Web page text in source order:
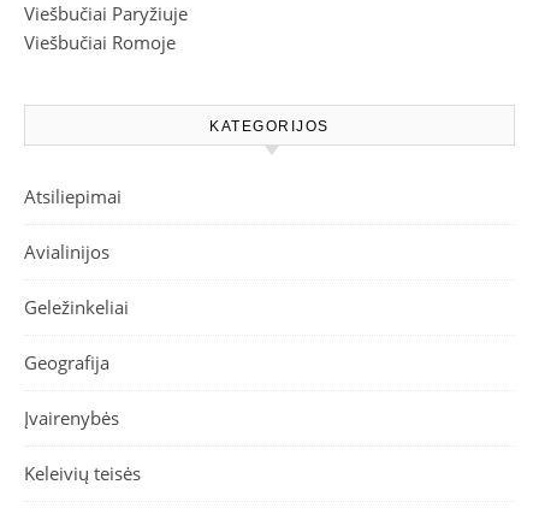
Viešbučiai Paryžiuje
Viešbučiai Romoje
KATEGORIJOS
Atsiliepimai
Avialinijos
Geležinkeliai
Geografija
Įvairenybės
Keleivių teisės